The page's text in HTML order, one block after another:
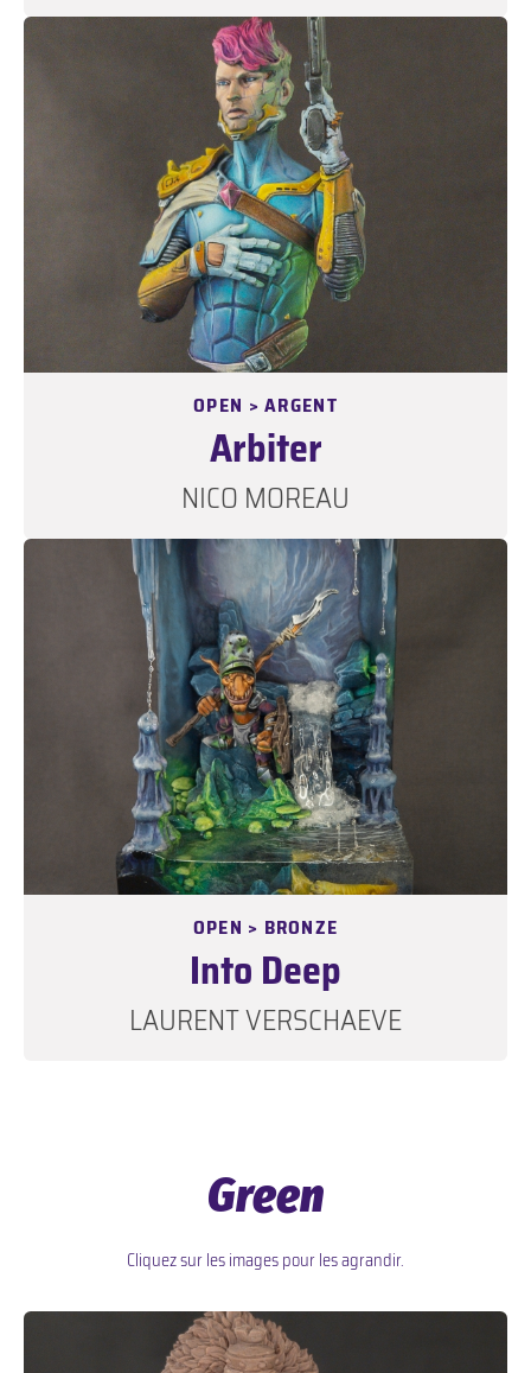
OPEN > ARGENT
Arbiter
NICO MOREAU
OPEN > BRONZE
Into Deep
LAURENT VERSCHAEVE
Green
Cliquez sur les images pour les agrandir.